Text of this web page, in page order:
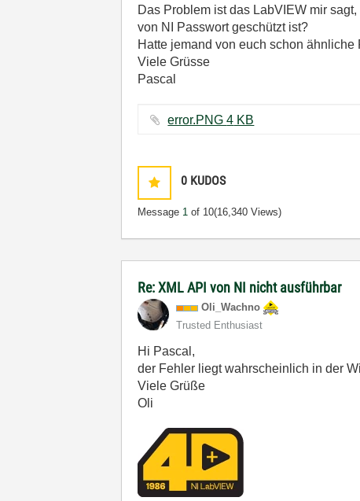
Das Problem ist das LabVIEW mir
von NI Passwort geschützt ist?
Hatte jemand von euch schon
Viele Grüsse
Pascal
error.PNG ‏4 KB
0 KUDOS
Message 1 of 10(16,340 Views)
Re: XML API von NI nicht ausführbar
Oli_Wachno
Trusted Enthusiast
Hi Pascal,
der Fehler liegt wahrscheinlich in der
Viele Grüße
Oli